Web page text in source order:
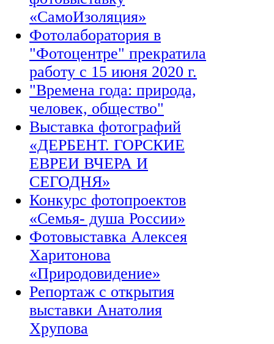
«СамоИзоляция»
Фотолаборатория в
"Фотоцентре" прекратила
работу с 15 июня 2020 г.
"Времена года: природа,
человек, общество"
Выставка фотографий
«ДЕРБЕНТ. ГОРСКИЕ
ЕВРЕИ ВЧЕРА И
СЕГОДНЯ»
Конкурс фотопроектов
«Семья- душа России»
Фотовыставка Алексея
Харитонова
«Природовидение»
Репортаж с открытия
выставки Анатолия
Хрупова